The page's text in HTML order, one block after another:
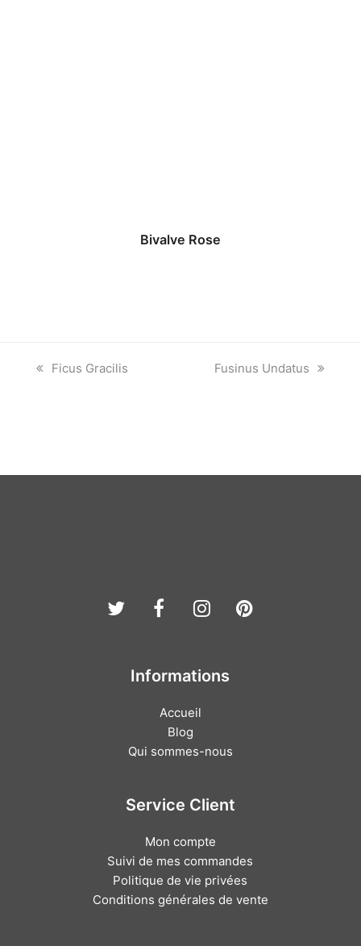
Bivalve Rose
previous
Ficus Gracilis
next
Fusinus Undatus
TwitterFacebook
Instagram
Pinterest
Informations
Accueil
Blog
Qui sommes-nous
Service Client
Mon compte
Suivi de mes commandes
Politique de vie privées
Conditions générales de vente